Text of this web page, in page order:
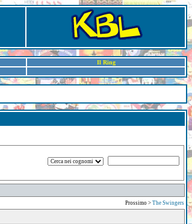
Il Ring
Prossimo > The Swingers